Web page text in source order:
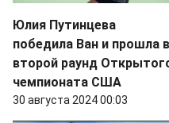
Юлия Путинцева
победила Ван и прошла
второй раунд
чемпионата США
30 августа 2024 00:03